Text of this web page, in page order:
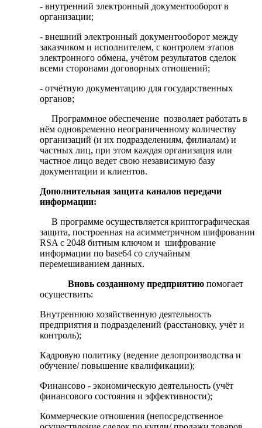
- внутренний электронный документооборот в
организации;
- внешний электронный документооборот между
заказчиком и исполнителем, с контролем этапов
электронного обмена, учётом результатов сделок
всеми сторонами договорных отношений;
- отчётную документацию для государственных
органов;
Программное обеспечение позволяет работать в
нём одновременно неограниченному количеству
организаций (и их подразделениям, филиалам) и
частных лиц, при этом каждая организация или
частное лицо ведет свою независимую базу
документации и клиентов.
Дополнительная защита каналов передачи
информации:
В программе осуществляется криптографическая
защита, построенная на асимметричном шифровании
RSA с 2048 битным ключом и шифрование
информации по base64 со случайным
перемешиванием данных.
Вновь созданному предприятию помогает
осуществить:
Внутреннюю хозяйственную деятельность
предприятия и подразделений (расстановку, учёт и
контроль);
Кадровую политику (ведение делопроизводства и
обучение/ повышение квалификации);
Финансово - экономическую деятельность (учёт
финансового состояния и эффективности);
Коммерческие отношения (непосредственное